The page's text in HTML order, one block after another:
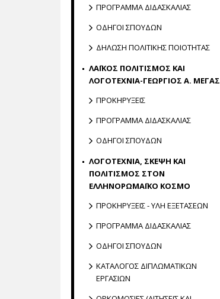
ΠΡΟΓΡΑΜΜΑ ΔΙΔΑΣΚΑΛΙΑΣ
ΟΔΗΓΟΙ ΣΠΟΥΔΩΝ
ΔΗΛΩΣΗ ΠΟΛΙΤΙΚΗΣ ΠΟΙΟΤΗΤΑΣ
ΛΑΪΚΟΣ ΠΟΛΙΤΙΣΜΟΣ ΚΑΙ
ΛΟΓΟΤΕΧΝΙΑ-ΓΕΩΡΓΙΟΣ Α. ΜΕΓΑΣ
ΠΡΟΚΗΡΥΞΕΙΣ
ΠΡΟΓΡΑΜΜΑ ΔΙΔΑΣΚΑΛΙΑΣ
ΟΔΗΓΟΙ ΣΠΟΥΔΩΝ
ΛΟΓΟΤΕΧΝΙΑ, ΣΚΕΨΗ ΚΑΙ
ΠΟΛΙΤΙΣΜΟΣ ΣΤΟΝ
ΕΛΛΗΝΟΡΩΜΑΪΚΟ ΚΟΣΜΟ
ΠΡΟΚΗΡΥΞΕΙΣ - ΥΛΗ ΕΞΕΤΑΣΕΩΝ
ΠΡΟΓΡΑΜΜΑ ΔΙΔΑΣΚΑΛΙΑΣ
ΟΔΗΓΟΙ ΣΠΟΥΔΩΝ
ΚΑΤΑΛΟΓΟΣ ΔΙΠΛΩΜΑΤΙΚΩΝ
ΕΡΓΑΣΙΩΝ